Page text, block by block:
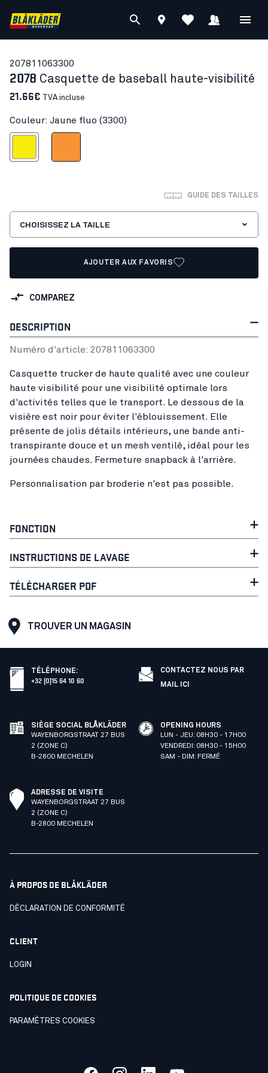
207811063300
2078 Casquette de baseball haute-visibilité
21.66€ TVA incluse
Couleur: Jaune fluo (3300)
GUIDE DES TAILLES
CHOISISSEZ LA TAILLE
AJOUTER AUX FAVORIS
COMPAREZ
DESCRIPTION
Numéro d'article: 207811063300
Casquette trucker de haute qualité avec une couleur
haute visibilité pour une visibilité optimale lors
d'activités telles que le transport. Le dessous de la
visière est noir pour éviter l'éblouissement. Elle
présente de jolis détails intérieurs, une bande anti-
transpirante douce et un mesh ventilé, idéal pour les
journées chaudes. Fermeture snapback à l'arrière.
Personnalisation par broderie n'est pas possible.
FONCTION
INSTRUCTIONS DE LAVAGE
TÉLÉCHARGER PDF
TROUVER UN MAGASIN
TÉLÉPHONE:
+32 (0)15 64 10 60
CONTACTEZ NOUS PAR
MAIL ICI
SIÈGE SOCIAL BLÅKLÄDER
WAYENBORGSTRAAT 27 BUS
2 (ZONE C)
B-2800 MECHELEN
OPENING HOURS
LUN - JEU: 08H30 - 17H00
VENDREDI: 08H30 - 15H00
SAM - DIM: FERMÉ
ADRESSE DE VISITE
WAYENBORGSTRAAT 27 BUS
2 (ZONE C)
B-2800 MECHELEN
À PROPOS DE BLÅKLÄDER
DÉCLARATION DE CONFORMITÉ
CLIENT
LOGIN
POLITIQUE DE COOKIES
PARAMÈTRES COOKIES